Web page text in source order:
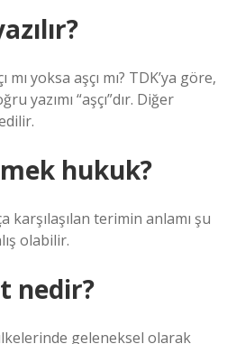
mı yoksa aşçı mı? TDK’ya göre,
yazımı “aşçı”dır. Diğer
hukuk?
karşılaşılan terimin anlamı şu
olabilir.
nedir?
geleneksel olarak